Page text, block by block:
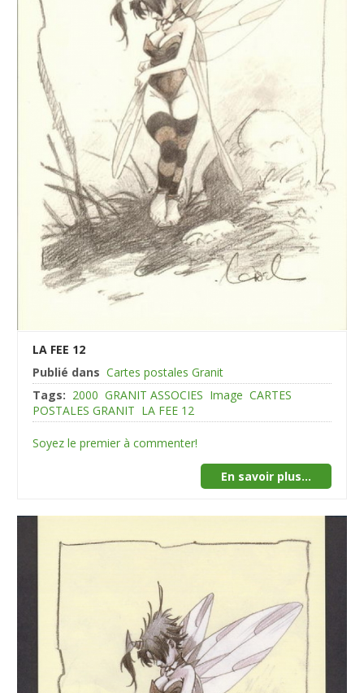
LA FEE 12
Publié dans Cartes postales Granit
Tags: 2000 GRANIT ASSOCIES Image CARTES
POSTALES GRANIT LA FEE 12
Soyez le premier à commenter!
En savoir plus...